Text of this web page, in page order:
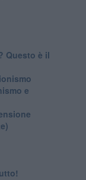
Questo è il
e